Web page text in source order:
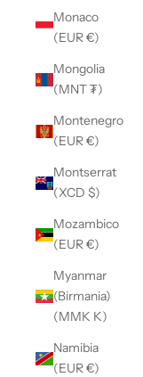
Monaco
(EUR €)
Mongolia
(MNT ₮)
Montenegro
(EUR €)
Montserrat
(XCD $)
Mozambico
(EUR €)
Myanmar
(Birmania)
(MMK K)
Namibia
(EUR €)